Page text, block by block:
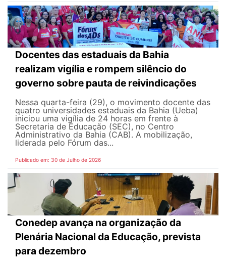
Docentes das estaduais da Bahia
realizam vigília e rompem silêncio do
governo sobre pauta de reivindicações
Nessa quarta-feira (29), o movimento docente das
quatro universidades estaduais da Bahia (Ueba)
iniciou uma vigília de 24 horas em frente à
Secretaria de Educação (SEC), no Centro
Administrativo da Bahia (CAB). A mobilização,
liderada pelo Fórum das...
Publicado em: 30 de Julho de 2026
Conedep avança na organização da
Plenária Nacional da Educação, prevista
para dezembro